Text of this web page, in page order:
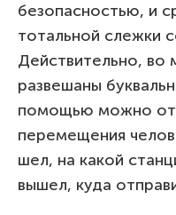
безопасностью, и
тотальной слежки
Действительно, во
развешаны
помощью можно
перемещения
шел, на какой
вышел, куда